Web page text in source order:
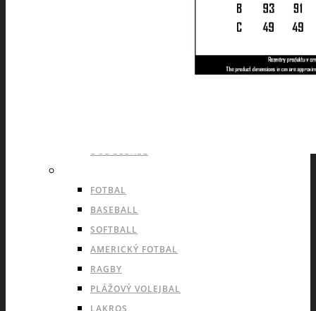
DODGEBALL
FOTBAL
BASEBALL
SOFTBALL
AMERICKÝ FOTBAL
RAGBY
PLÁŽOVÝ VOLEJBAL
LAKROS